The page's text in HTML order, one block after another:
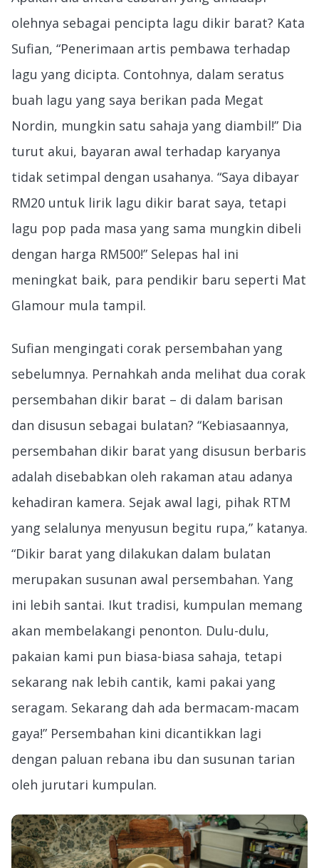
olehnya sebagai pencipta lagu dikir barat? Kata
Sufian, “Penerimaan artis pembawa terhadap
lagu yang dicipta. Contohnya, dalam seratus
buah lagu yang saya berikan pada Megat
Nordin, mungkin satu sahaja yang diambil!” Dia
turut akui, bayaran awal terhadap karyanya
tidak setimpal dengan usahanya. “Saya dibayar
RM20 untuk lirik lagu dikir barat saya, tetapi
lagu pop pada masa yang sama mungkin dibeli
dengan harga RM500!” Selepas hal ini
meningkat baik, para pendikir baru seperti Mat
Glamour mula tampil.
Sufian mengingati corak persembahan yang
sebelumnya. Pernahkah anda melihat dua corak
persembahan dikir barat – di dalam barisan
dan disusun sebagai bulatan? “Kebiasaannya,
persembahan dikir barat yang disusun berbaris
adalah disebabkan oleh rakaman atau adanya
kehadiran kamera. Sejak awal lagi, pihak RTM
yang selalunya menyusun begitu rupa,” katanya.
“Dikir barat yang dilakukan dalam bulatan
merupakan susunan awal persembahan. Yang
ini lebih santai. Ikut tradisi, kumpulan memang
akan membelakangi penonton. Dulu-dulu,
pakaian kami pun biasa-biasa sahaja, tetapi
sekarang nak lebih cantik, kami pakai yang
seragam. Sekarang dah ada bermacam-macam
gaya!” Persembahan kini dicantikkan lagi
dengan paluan rebana ibu dan susunan tarian
oleh jurutari kumpulan.